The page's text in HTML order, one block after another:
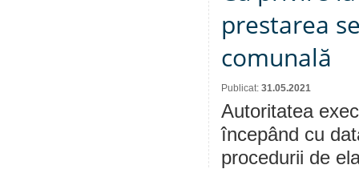
prestarea
comunală
Publicat: 31.05.2021
Autoritatea
începând cu
procedurii de